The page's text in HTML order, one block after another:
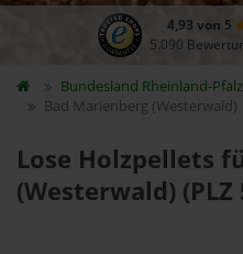
4,93 von 5
5.090
Bundesland Rheinland-Pfalz
Bad Marienberg (Westerwald)
Lose Holzpellets
(Westerwald) (PLZ